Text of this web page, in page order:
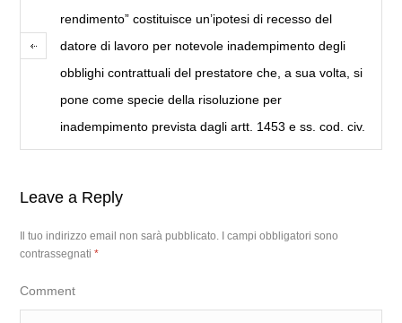
rendimento” costituisce un’ipotesi di recesso del
datore di lavoro per notevole inadempimento degli
obblighi contrattuali del prestatore che, a sua volta, si
pone come specie della risoluzione per
inadempimento prevista dagli artt. 1453 e ss. cod. civ.
Leave a Reply
Il tuo indirizzo email non sarà pubblicato.
I campi obbligatori sono
contrassegnati*
Comment